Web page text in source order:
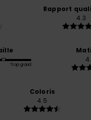
Rapport
4.3
Trop grand
Coloris
4.5